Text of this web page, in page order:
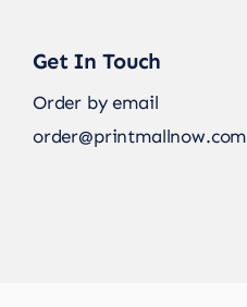
Get In Touch
Order by email
order@printmallnow.com